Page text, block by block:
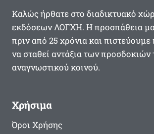
Καλώς ήρθατε στο διαδικτυακό
εκδόσεων ΛΟΓΧΗ. Η προσπάθεια
πριν από 25 χρόνια και
να σταθεί αντάξια των προσδοκιών
αναγνωστικού κοινού.
Χρήσιμα
Όροι Χρήσης